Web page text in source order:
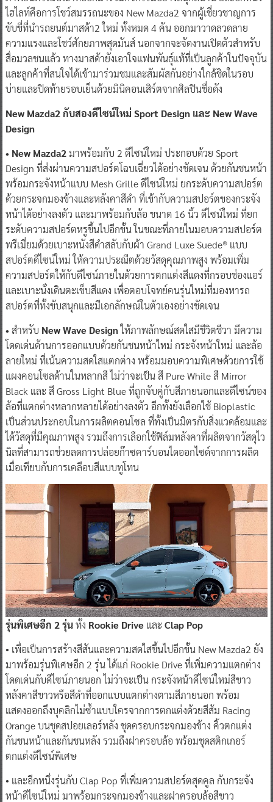
ไฮไลท์คือการโชว์สมรรถนะของ New Mazda2 จากผู้เชี่ยวชาญการ
ขับขี่ที่นำรถยนต์มาสด้า2 ใหม่ ทั้งหมด 4 คัน ออกมาวาดลวดลาย
ความแรงและโชว์ศักยภาพสุดมันส์ นอกจากจะจัดงานเปิดตัวสำหรับ
สื่อมวลชนแล้ว ทางมาสด้ายังเอาใจแฟนพันธุ์แท้ที่เป็นลูกค้าในปัจจุบัน
และลูกค้าที่สนใจได้เข้ามาร่วมชมและสัมผัสกันอย่างใกล้ชิดในรอบ
บ่ายและปิดท้ายรอบเย็นด้วยมินิคอนเสิร์ตจากศิลปินชื่อดัง
New Mazda2 กับสองดีไซน์ใหม่ Sport Design และ New Wave
Design
• New Mazda2มาพร้อมกับ 2 ดีไซน์ใหม่ ประกอบด้วย Sport
Design ที่ส่งผ่านความสปอร์ตโฉบเฉี่ยวได้อย่างชัดเจน ด้วยกันชนหน้า
พร้อมกระจังหน้าแบบ Mesh Grille ดีไซน์ใหม่ ยกระดับความสปอร์ต
ด้วยกระจกมองข้างและหลังคาสีดำ ที่เข้ากับความสปอร์ตของกระจัง
หน้าได้อย่างลงตัว และมาพร้อมกับล้อ ขนาด 16 นิ้ว ดีไซน์ใหม่ ที่ยก
ระดับความสปอร์ตหรูขึ้นไปอีกขั้น ในขณะที่ภายในมอบความสปอร์ต
พรีเมี่ยมด้วยเบาะหนังสีดำสลับกับผ้า Grand Luxe Suede® แบบ
สปอร์ตดีไซน์ใหม่ ให้ความประณีตด้วยวัสดุคุณภาพสูง พร้อมเพิ่ม
ความสปอร์ตให้กับดีไซน์ภายในด้วยการตกแต่งสีแดงที่กรอบช่องแอร์
และเบาะนั่งเดินตะเข็บสีแดง เพื่อตอบโจทย์คนรุ่นใหม่ที่มองหารถ
สปอร์ตที่ทั้งขับสนุกและมีเอกลักษณ์ในตัวเองอย่างชัดเจน
• สำหรับ New Wave Designให้ภาพลักษณ์สดใสมีชีวิตชีวา มีความ
โดดเด่นด้านการออกแบบด้วยกันชนหน้าใหม่ กระจังหน้าใหม่ และล้อ
ลายใหม่ ที่เน้นความสดใสแตกต่าง พร้อมมอบความพิเศษด้วยการใช้
แผงคอนโซลด้านในหลากสี ไม่ว่าจะเป็น สี Pure While สี Mirror
Black และ สี Gross Light Blue ที่ถูกจับคู่กับสีภายนอกและดีไซน์ของ
ล้อที่แตกต่างหลากหลายได้อย่างลงตัว อีกทั้งยังเลือกใช้ Bioplastic
เป็นส่วนประกอบในการผลิตคอนโซล ที่ทั้งเป็นมิตรกับสิ่งแวดล้อมและ
ได้วัสดุที่มีคุณภาพสูง รวมถึงการเลือกใช้ฟิล์มหลังคาที่ผลิตจากวัสดุไว
นิลที่สามารถช่วยลดการปล่อยก๊าซคาร์บอนไดออกไซด์จากการผลิต
เมื่อเทียบกับการเคลือบสีแบบทูโทน
รุ่นพิเศษอีก 2 รุ่นทั้ง Rookie DriveและClap Pop
• เพื่อเป็นการสร้างสีสันและความสดใสขึ้นไปอีกขั้น New Mazda2 ยัง
มาพร้อมรุ่นพิเศษอีก 2 รุ่น ได้แก่ Rookie Drive ที่เพิ่มความแตกต่าง
โดดเด่นกับดีไซน์ภายนอก ไม่ว่าจะเป็น กระจังหน้าดีไซน์ใหม่สีขาว
หลังคาสีขาวหรือสีดำที่ออกแบบแตกต่างตามสีภายนอก พร้อม
แสดงออกถึงบุคลิกไม่ซ้ำแบบใครจากการตกแต่งด้วยสีส้ม Racing
Orange บนชุดสปอยเลอร์หลัง ชุดครอบกระจกมองข้าง คิ้วตกแต่ง
กันชนหน้าและกันชนหลัง รวมถึงฝาครอบล้อ พร้อมชุดสติกเกอร์
ตกแต่งดีไซน์พิเศษ
• และอีกหนึ่งรุ่นกับ Clap Pop ที่เพิ่มความสปอร์ตสุดคูล กับกระจัง
หน้าดีไซน์ใหม่ มาพร้อมกระจกมองข้างและฝาครอบล้อสีขาว